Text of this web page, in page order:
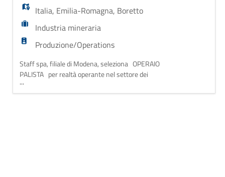
di
lavoro
Carica
il
CV
Login
Lingua
Italia, Emilia-Romagna, Boretto
Industria mineraria
Produzione/Operations
Staff spa, filiale di Modena, seleziona OPERAIO
PALISTA per realtà operante nel settore dei
conglomerati bituminosi MANSIONE: - Utilizzo di
pala gommata e carrello elevatore -
...